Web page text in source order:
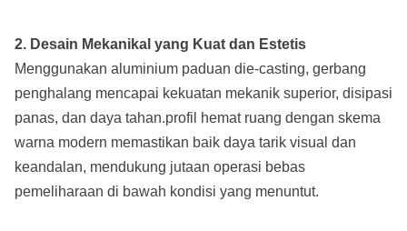
2. Desain Mekanikal yang Kuat dan Estetis
Menggunakan aluminium paduan die-casting, gerbang
penghalang mencapai kekuatan mekanik superior, disipasi
panas, dan daya tahan.profil hemat ruang dengan skema
warna modern memastikan baik daya tarik visual dan
keandalan, mendukung jutaan operasi bebas
pemeliharaan di bawah kondisi yang menuntut.